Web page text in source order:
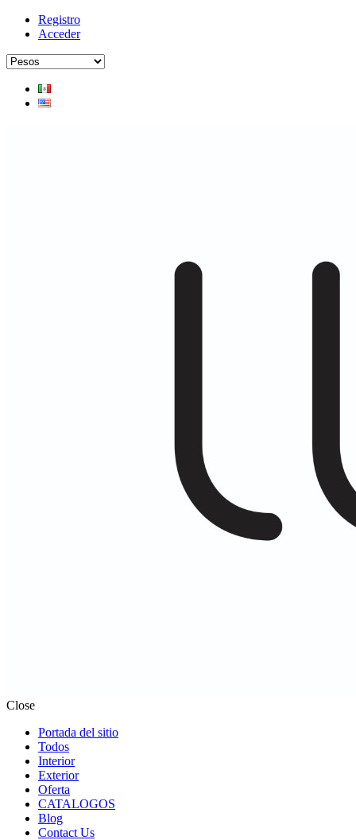
Registro
Acceder
Close
Portada del sitio
Todos
Interior
Exterior
Oferta
CATALOGOS
Blog
Contact Us